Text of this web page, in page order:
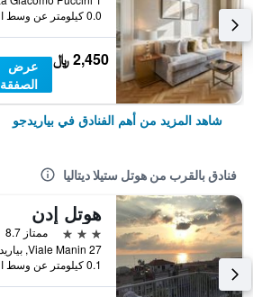
0.0 كيلومتر عن وسط المدينة
2,450 ﷼
عرض
الصفقة
شاهد المزيد من أهم الفنادق في بياريدجو
فنادق بالقرب من هوتل ستيلا ديتاليا
هوتل إدن
3 نجوم
ممتاز 8.7
0.1 كيلومتر عن وسط المدينة